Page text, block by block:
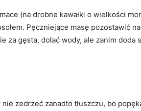
(na drobne kawałki o wielkości
Pęczniejące masę pozostawić
za gęsta, dolać wody, ale zanim
zedrzeć zanadto tłuszczu, bo